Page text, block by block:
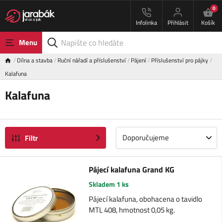
Infolinka Přihlásit
0
Košík
Menu
Dílna a stavba Ruční nářadí a příslušenství Pájení Příslušenství pro pájky
Kalafuna
Kalafuna
Filtr Doporučujeme
Pájecí kalafuna Grand KG
Skladem 1 ks
Pájecí kalafuna, obohacena o tavidlo
MTL 408, hmotnost 0,05 kg.